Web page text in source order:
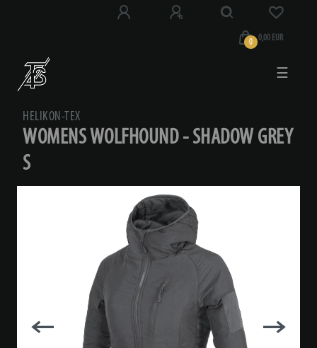
0 0,00 EUR
☰
HELIKON-TEX
WOMENS WOLFHOUND - SHADOW GREY
S